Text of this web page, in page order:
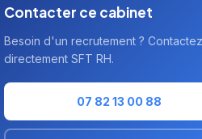
Contacter ce cabinet
Besoin d'un recrutement ? Contactez
directement SFT RH.
07 82 13 00 88